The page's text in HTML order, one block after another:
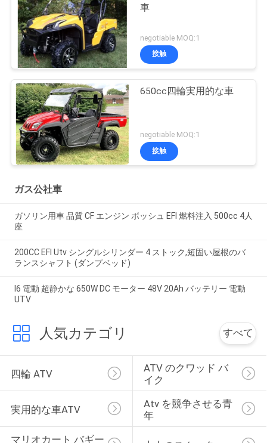
車
negotiable MOQ:1
接触
650cc四輪実用的な車
negotiable MOQ:1
接触
ガス公社車
ガソリン用車 品質 CF エンジン ボッシュ EFI 燃料注入 500cc 4人
座
200CC EFI Utv シングルシリンダー 4 ストック,短固い屋根のバ
ランスシャフト (ダンプベッド)
I6 電動 超静かな 650W DC モーター 48V 20Ah バッテリー 電動
UTV
人気カテゴリ すべて
四輪 ATV
ATV のクワッド バ
イク
実用的な車ATV
Atv を競争させる青
年
マリオカート バギー